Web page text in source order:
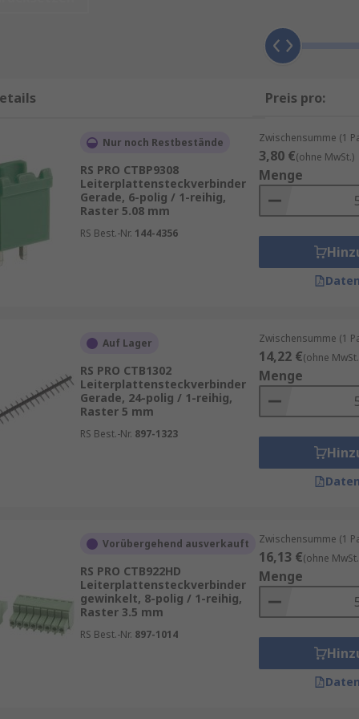
(Printed Circuit Board Connector) bezeichnet, sind
herzustellen. Sie bestehen aus einer Vielzahl
Energie zwischen verschiedenen elektronischen
Steckverbinder sind in vielen verschiedenen
die je nach ihren spezifischen Aufgaben und
oder gewinkelter Form erhältlich sind und in der
sind ideal für Anwendungen, bei denen flache, flexible
Einsatz in rauen Umgebungen konzipiert und bieten
ermöglichen die Verbindung von zwei Leiterplatten
wichtig, einige Schlüsselfaktoren zu
Ihrer Anwendung gerecht werden. Dies
da diese je nach Art des Steckverbinders variieren
Preis pro:
Nur noch Restbestände
RS PRO CTBP9308
Leiterplattensteckverbinder
Gerade, 6-polig / 1-reihig,
Raster 5.08 mm
RS Best.-Nr. 144-4356
Zwischensumme (1
3,80 €(ohne MwSt.)
Menge
Auf Lager
RS PRO CTB1302
Leiterplattensteckverbinder
Gerade, 24-polig / 1-reihig,
Raster 5 mm
RS Best.-Nr. 897-1323
Zwischensumme (1
14,22 €(ohne
Menge
Vorübergehend ausverkauft
RS PRO CTB922HD
Leiterplattensteckverbinder
gewinkelt, 8-polig / 1-reihig,
Raster 3.5 mm
RS Best.-Nr. 897-1014
Zwischensumme (1
16,13 €(ohne
Menge